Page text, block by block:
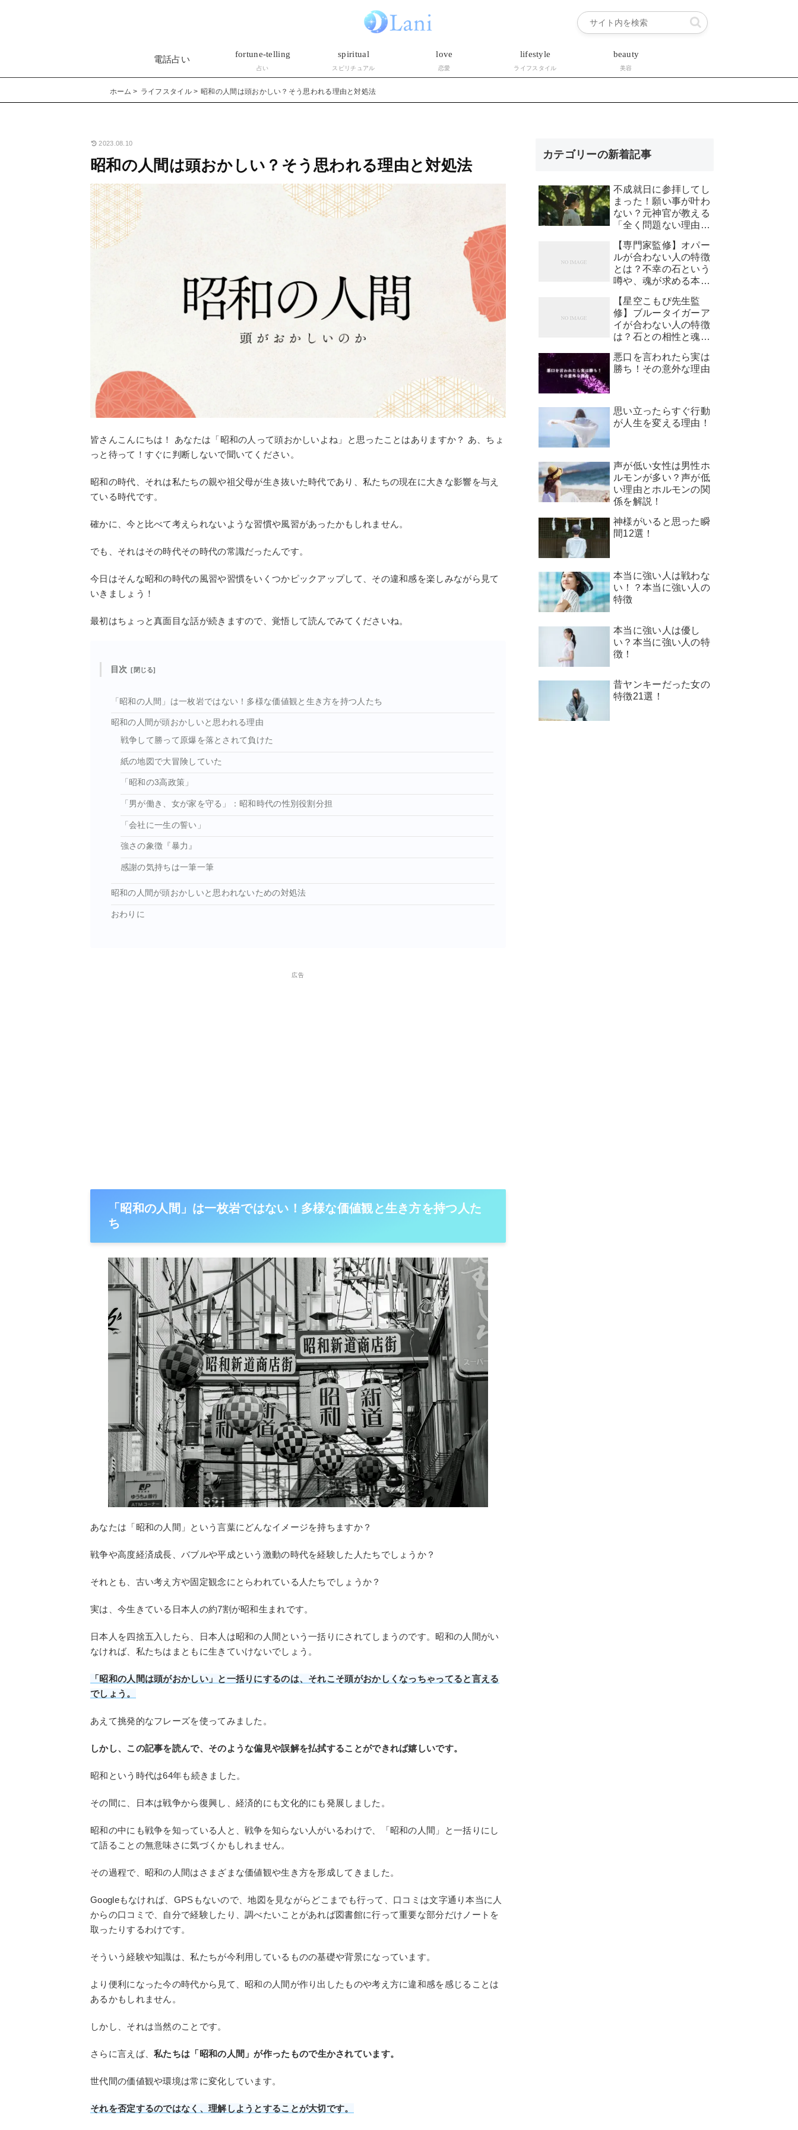
電話占い
fortune-telling
占い
spiritual
スピリチュアル
love
恋愛
lifestyle
ライフスタイル
beauty
美容
ホーム ライフスタイル 昭和の人間は頭おかしい？そう思われる理由と対処法
2023.08.10
昭和の人間は頭おかしい？そう思われる理由と対処法
皆さんこんにちは！ あなたは「昭和の人って頭おかしいよね」と思ったことはありますか？ あ、ちょ
っと待って！すぐに判断しないで聞いてください。
昭和の時代、それは私たちの親や祖父母が生き抜いた時代であり、私たちの現在に大きな影響を与え
ている時代です。
確かに、今と比べて考えられないような習慣や風習があったかもしれません。
でも、それはその時代その時代の常識だったんです。
今日はそんな昭和の時代の風習や習慣をいくつかピックアップして、その違和感を楽しみながら見て
いきましょう！
最初はちょっと真面目な話が続きますので、覚悟して読んでみてくださいね。
目次
「昭和の人間」は一枚岩ではない！多様な価値観と生き方を持つ人たち
昭和の人間が頭おかしいと思われる理由
戦争して勝って原爆を落とされて負けた
紙の地図で大冒険していた
「昭和の3高政策」
「男が働き、女が家を守る」：昭和時代の性別役割分担
「会社に一生の誓い」
強さの象徴『暴力』
感謝の気持ちは一筆一筆
昭和の人間が頭おかしいと思われないための対処法
おわりに
広告
「昭和の人間」は一枚岩ではない！多様な価値観と生き方を持つ人た
ち
あなたは「昭和の人間」という言葉にどんなイメージを持ちますか？
戦争や高度経済成長、バブルや平成という激動の時代を経験した人たちでしょうか？
それとも、古い考え方や固定観念にとらわれている人たちでしょうか？
実は、今生きている日本人の約7割が昭和生まれです。
日本人を四捨五入したら、日本人は昭和の人間という一括りにされてしまうのです。昭和の人間がい
なければ、私たちはまともに生きていけないでしょう。
「昭和の人間は頭がおかしい」と一括りにするのは、それこそ頭がおかしくなっちゃってると言える
でしょう。
あえて挑発的なフレーズを使ってみました。
しかし、この記事を読んで、そのような偏見や誤解を払拭することができれば嬉しいです。
昭和という時代は64年も続きました。
その間に、日本は戦争から復興し、経済的にも文化的にも発展しました。
昭和の中にも戦争を知っている人と、戦争を知らない人がいるわけで、「昭和の人間」と一括りにし
て語ることの無意味さに気づくかもしれません。
その過程で、昭和の人間はさまざまな価値観や生き方を形成してきました。
Googleもなければ、GPSもないので、地図を見ながらどこまでも行って、口コミは文字通り本当に人
からの口コミで、自分で経験したり、調べたいことがあれば図書館に行って重要な部分だけノートを
取ったりするわけです。
そういう経験や知識は、私たちが今利用しているものの基礎や背景になっています。
より便利になった今の時代から見て、昭和の人間が作り出したものや考え方に違和感を感じることは
あるかもしれません。
しかし、それは当然のことです。
さらに言えば、私たちは「昭和の人間」が作ったもので生かされています。
世代間の価値観や環境は常に変化しています。
それを否定するのではなく、理解しようとすることが大切です。
カテゴリーの新着記事
不成就日に参拝してし
まった！願い事が叶わ
ない？元神官が教える
「全く問題ない理由」
【専門家監修】オパー
ルが合わない人の特徴
とは？不幸の石という
噂や、魂が求める本当
【星空こもぴ先生監
修】ブルータイガーア
イが合わない人の特徴
は？石との相性と魂が
悪口を言われたら実は
勝ち！その意外な理由
思い立ったらすぐ行動
が人生を変える理由！
声が低い女性は男性ホ
ルモンが多い？声が低
い理由とホルモンの関
係を解説！
神様がいると思った瞬
間12選！
本当に強い人は戦わな
い！？本当に強い人の
特徴
本当に強い人は優し
い？本当に強い人の特
徴！
昔ヤンキーだった女の
特徴21選！